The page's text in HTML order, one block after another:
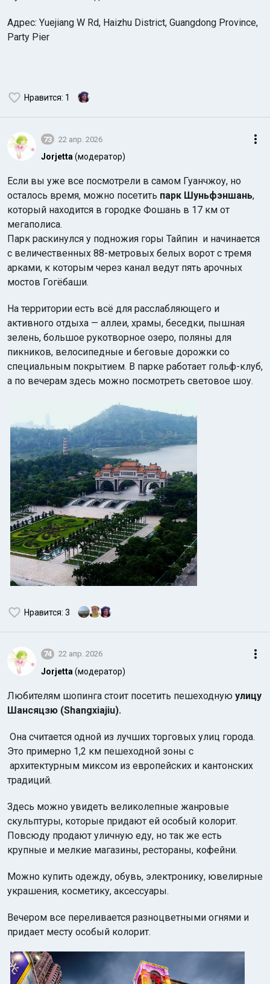
Адрес: Yuejiang W Rd, Haizhu District, Guangdong Province,
Party Pier
Нравится: 1
73 22 апр. 2026
Jorjetta (модератор)
Если вы уже все посмотрели в самом Гуанчжоу, но
осталось время, можно посетить парк Шуньфэншань,
который находится в городке Фошань в 17 км от
мегаполиса.
Парк раскинулся у подножия горы Тайпин и начинается
с величественных 88-метровых белых ворот с тремя
арками, к которым через канал ведут пять арочных
мостов Гогёбаши.
На территории есть всё для расслабляющего и
активного отдыха — аллеи, храмы, беседки, пышная
зелень, большое рукотворное озеро, поляны для
пикников, велосипедные и беговые дорожки со
специальным покрытием. В парке работает гольф-клуб,
а по вечерам здесь можно посмотреть световое шоу.
Нравится: 3
74 22 апр. 2026
Jorjetta (модератор)
Любителям шопинга стоит посетить пешеходную улицу
Шансяцзю (Shangxiajiu).
Она считается одной из лучших торговых улиц города.
Это примерно 1,2 км пешеходной зоны с
архитектурным миксом из европейских и кантонских
традиций.
Здесь можно увидеть великолепные жанровые
скульптуры, которые придают ей особый колорит.
Повсюду продают уличную еду, но так же есть
крупные и мелкие магазины, рестораны, кофейни.
Можно купить одежду, обувь, электронику, ювелирные
украшения, косметику, аксессуары.
Вечером все переливается разноцветными огнями и
придает месту особый колорит.